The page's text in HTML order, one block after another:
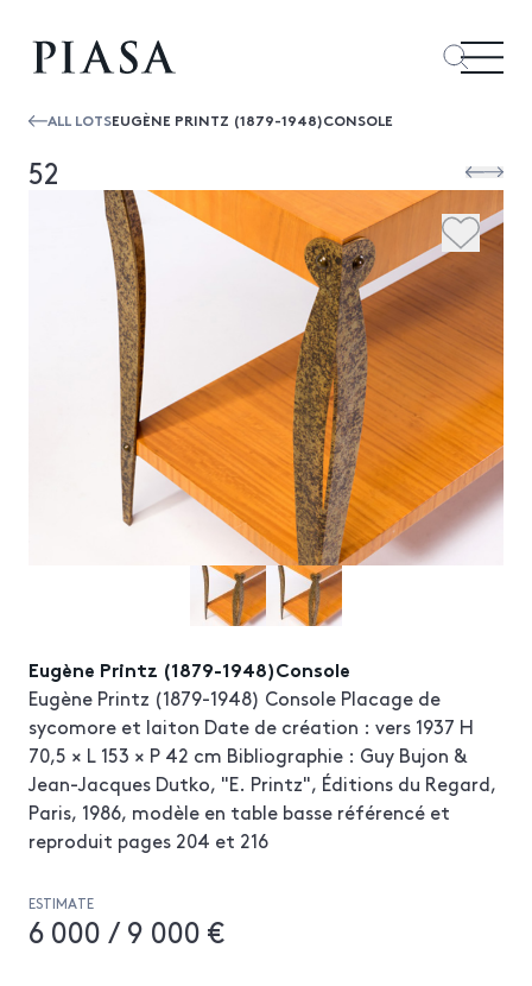
ALL LOTSEUGÈNE PRINTZ (1879-1948)CONSOLE
52
Eugène Printz (1879-1948)Console
Eugène Printz (1879-1948) Console Placage de
sycomore et laiton Date de création : vers 1937 H
70,5 × L 153 × P 42 cm Bibliographie : Guy Bujon &
Jean-Jacques Dutko, "E. Printz", Éditions du Regard,
Paris, 1986, modèle en table basse référencé et
reproduit pages 204 et 216
ESTIMATE
6 000 / 9 000 €